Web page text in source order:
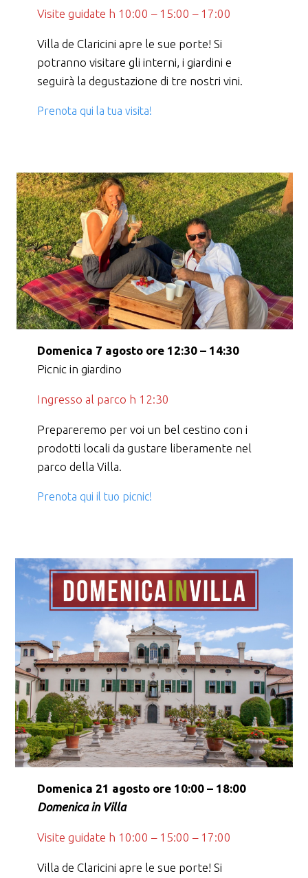
Visite guidate h 10:00 – 15:00 – 17:00
Villa de Claricini apre le sue porte! Si
potranno visitare gli interni, i giardini e
seguirà la degustazione di tre nostri vini.
Prenota qui la tua visita!
Domenica 7 agosto ore 12:30 – 14:30
Picnic in giardino
Ingresso al parco h 12:30
Prepareremo per voi un bel cestino con i
prodotti locali da gustare liberamente nel
parco della Villa.
Prenota qui il tuo picnic!
Domenica 21 agosto ore 10:00 – 18:00
Domenica in Villa
Visite guidate h 10:00 – 15:00 – 17:00
Villa de Claricini apre le sue porte! Si